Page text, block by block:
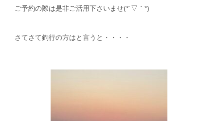
ご予約の際は是非ご活用下さいませ(*´▽｀*)
さてさて釣行の方はと言うと・・・・